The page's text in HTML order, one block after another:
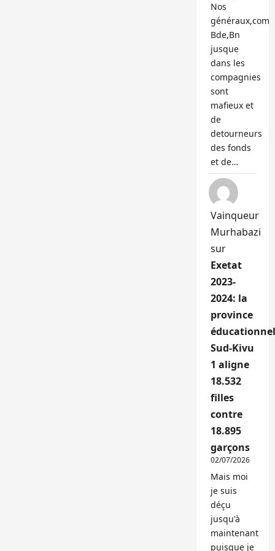
Nos
généraux,com
Bde,Bn
jusque
dans les
compagnies
sont
mafieux et
de
detourneurs
des fonds
et de…
Vainqueur
Murhabazi
sur
Exetat
2023-
2024: la
province
Sud-Kivu
1 aligne
18.532
filles
contre
18.895
garçons
02/07/2026
Mais moi
je suis
déçu
jusqu'à
maintenant
puisque je